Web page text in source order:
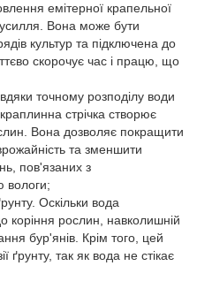
емітерної крапельної
Вона може бути
культур та підключена до
скорочує час і працю, що
точному розподілу води
стрічка створює
Вона дозволяє покращити
та зменшити
пов'язаних з
вологи;
Оскільки вода
коріння рослин, навколишній
бур'янів. Крім того, цей
ґрунту, так як вода не стікає